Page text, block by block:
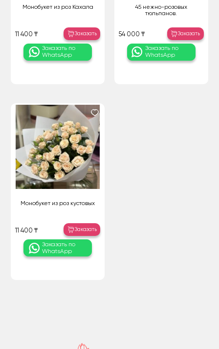
Монобукет из роз Кахала
11 400 ₸ Заказать
Заказать по
WhatsApp
45 нежно-розовых
тюльпанов.
54 000 ₸ Заказать
Заказать по
WhatsApp
Монобукет из роз кустовых
11 400 ₸ Заказать
Заказать по
WhatsApp